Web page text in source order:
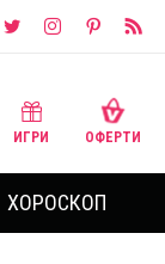
ИГРИ ОФЕРТИ
ХОРОСКОП